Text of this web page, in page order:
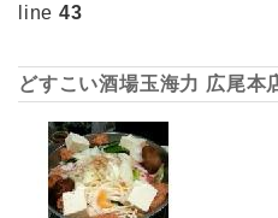
line 43
どすこい酒場玉海力 広尾